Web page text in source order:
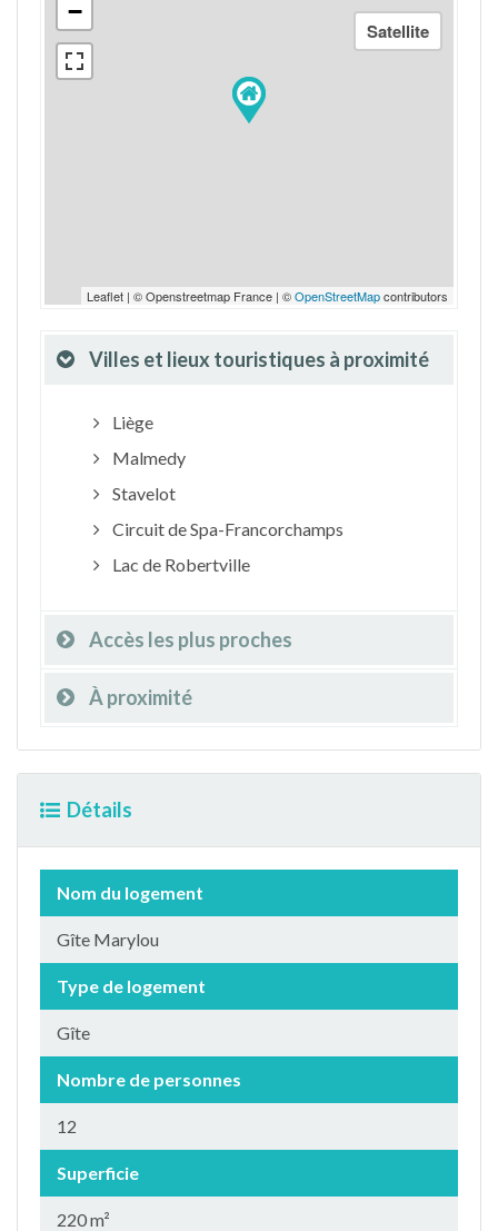
−
Leaflet | © Openstreetmap France | ©OpenStreetMapcontributors
Villes et lieux touristiques à proximité
Liège
Malmedy
Stavelot
Circuit de Spa-Francorchamps
Lac de Robertville
Accès les plus proches
À proximité
Détails
Nom du logement
Gîte Marylou
Type de logement
Gîte
Nombre de personnes
12
Superficie
220 m²